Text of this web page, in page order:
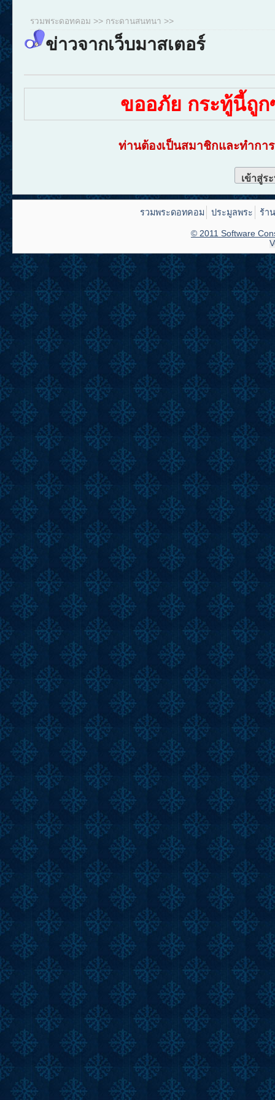
รวมพระดอทคอม >> กระดานสนทนา >>
ข่าวจากเว็บมาสเตอร์
ขออภัย กระทู้นี้ถู
ท่านต้องเป็นสมาชิกและทำกา
เข้าสู่ร
รวมพระดอทคอม ประมูลพระ ร้า
© 2011 Software